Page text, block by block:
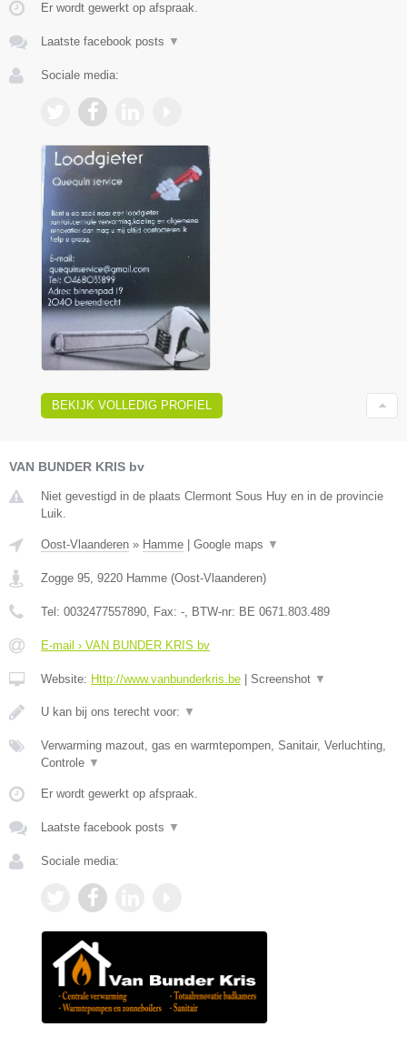
Er wordt gewerkt op afspraak.
Laatste facebook posts ▼
Sociale media:
BEKIJK VOLLEDIG PROFIEL
VAN BUNDER KRIS bv
Niet gevestigd in de plaats Clermont Sous Huy en in de provincie
Luik.
Oost-Vlaanderen » Hamme Google maps ▼
Zogge 95, 9220 Hamme (Oost-Vlaanderen)
Tel: 0032477557890, Fax: -, BTW-nr: BE 0671.803.489
E-mail › VAN BUNDER KRIS bv
Website: Http://www.vanbunderkris.be Screenshot ▼
U kan bij ons terecht voor: ▼
Verwarming mazout, gas en warmtepompen, Sanitair, Verluchting,
Controle ▼
Er wordt gewerkt op afspraak.
Laatste facebook posts ▼
Sociale media: